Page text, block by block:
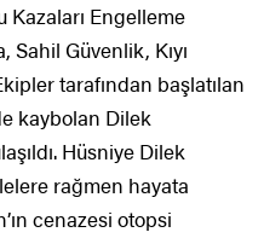
Kazaları Engelleme
Güvenlik, Kıyı
tarafından başlatılan
kaybolan Dilek
Hüsniye Dilek
rağmen hayata
cenazesi otopsi